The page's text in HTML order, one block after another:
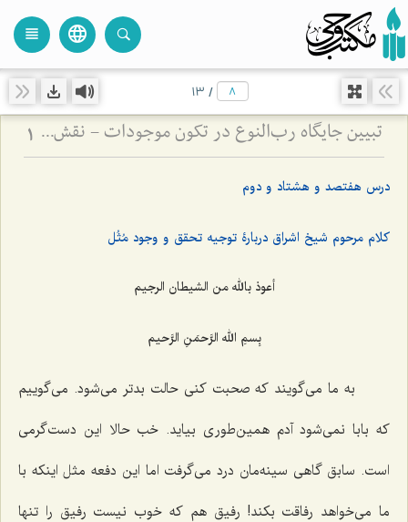
language
view_headline
/
13
تبیین جایگاه رب‌النوع در تکون موجودات - نقش عقل مجرد در تحقق و تمایز انواع مادی 1
درس هفتصد و هشتاد و دوم
كلام مرحوم شیخ اشراق دربارۀ توجیه تحقق و وجود مُثُل
أعوذ بالله من الشیطان الرجیم
بِسمِ الله الرَّحمَنِ الرَّحیم‌
به ما مى‌گویند که صحبت كنی حالت بدتر مى‌شود. مى‌گوییم
که بابا نمى‌شود آدم همین‌طورى بیاید. خب حالا این دست‌گرمى
است. سابق گاهى سینه‌مان درد مى‌گرفت اما این دفعه مثل اینكه با
ما مى‌خواهد رفاقت بكند! رفیق هم كه خوب نیست رفیق را تنها